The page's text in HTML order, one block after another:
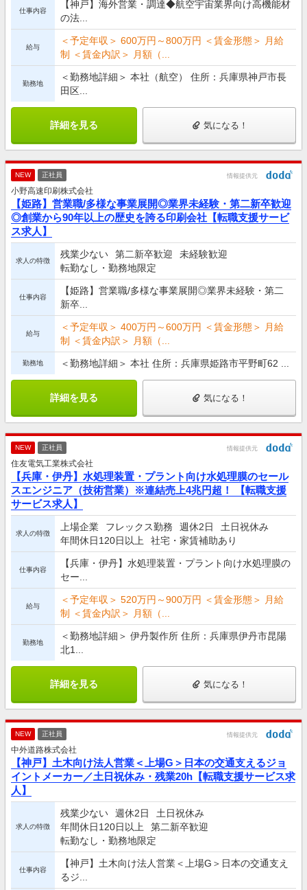
仕事内容
【神戸】海外営業・調達◆航空宇宙業界向け高機能材
の法...
給与
＜予定年収＞ 600万円～800万円 ＜賃金形態＞ 月給
制 ＜賃金内訳＞ 月額（...
勤務地
＜勤務地詳細＞ 本社（航空） 住所：兵庫県神戸市長
田区...
詳細を見る 気になる！
NEW 正社員 情報提供元
小野高速印刷株式会社
【姫路】営業職/多様な事業展開◎業界未経験・第二新卒歓迎
◎創業から90年以上の歴史を誇る印刷会社【転職支援サービ
ス求人】
求人の特徴
残業少ない 第二新卒歓迎
未経験歓迎
転勤なし・勤務地限定
仕事内容
【姫路】営業職/多様な事業展開◎業界未経験・第二
新卒...
給与
＜予定年収＞ 400万円～600万円 ＜賃金形態＞ 月給
制 ＜賃金内訳＞ 月額（...
勤務地 ＜勤務地詳細＞ 本社 住所：兵庫県姫路市平野町62 ...
詳細を見る 気になる！
NEW 正社員 情報提供元
住友電気工業株式会社
【兵庫・伊丹】水処理装置・プラント向け水処理膜のセール
スエンジニア（技術営業）※連結売上4兆円超！ 【転職支援
サービス求人】
求人の特徴
上場企業 フレックス勤務 週休2日
土日祝休み
年間休日120日以上
社宅・家賃補助あり
仕事内容
【兵庫・伊丹】水処理装置・プラント向け水処理膜の
セー...
給与
＜予定年収＞ 520万円～900万円 ＜賃金形態＞ 月給
制 ＜賃金内訳＞ 月額（...
勤務地
＜勤務地詳細＞ 伊丹製作所 住所：兵庫県伊丹市昆陽
北1...
詳細を見る 気になる！
NEW 正社員 情報提供元
中外道路株式会社
【神戸】土木向け法人営業＜上場G＞日本の交通支えるジョ
イントメーカー／土日祝休み・残業20h【転職支援サービス求
人】
求人の特徴
残業少ない 週休2日
土日祝休み
年間休日120日以上
第二新卒歓迎
転勤なし・勤務地限定
仕事内容
【神戸】土木向け法人営業＜上場G＞日本の交通支え
るジ...